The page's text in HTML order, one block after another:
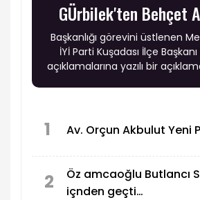
GÜrbilek'ten Behçet
Başkanlığı görevini üstlenen
İYİ Parti Kuşadası İlçe
açıklamalarına yazılı bir
1 Av. Orçun Akbulut Yeni
2
Öz amcaoğlu Butlancı
içnden geçti…